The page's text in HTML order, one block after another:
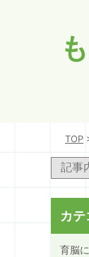
TOP
カ
育脳